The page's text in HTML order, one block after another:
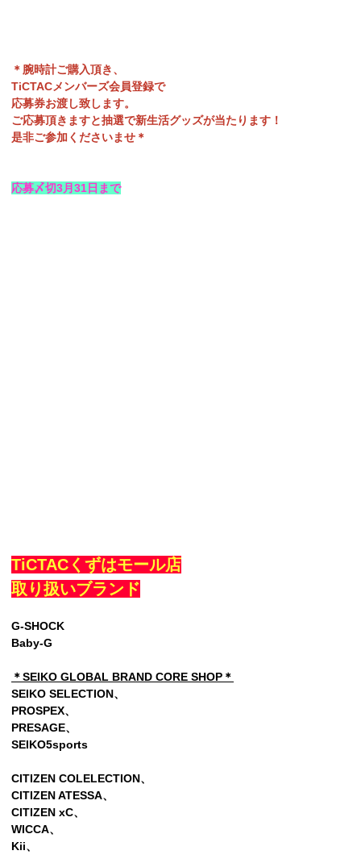
＊腕時計ご購入頂き、
TiCTACメンバーズ会員登録で
応募券お渡し致します。
ご応募頂きますと抽選で新生活グッズが当たります！
是非ご参加くださいませ＊
応募〆切3月31日まで
TiCTACくずはモール店
取り扱いブランド
G-SHOCK
Baby-G
＊SEIKO GLOBAL BRAND CORE SHOP＊
SEIKO SELECTION、
PROSPEX、
PRESAGE、
SEIKO5sports
CITIZEN COLELECTION、
CITIZEN ATESSA、
CITIZEN xC、
WICCA、
Kii、